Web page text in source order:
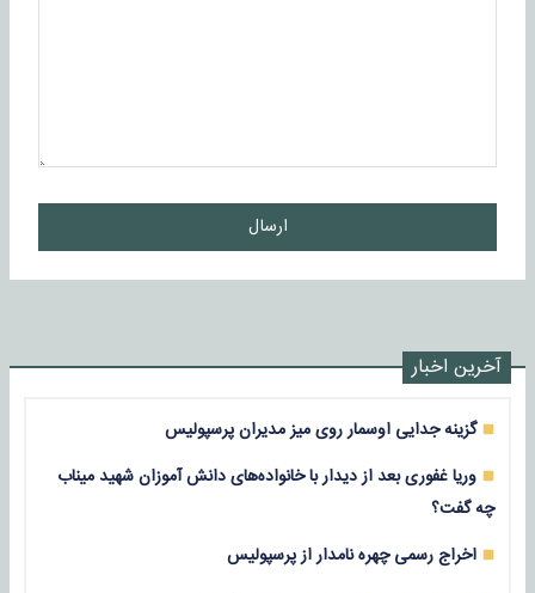
ارسال
آخرین اخبار
گزینه جدایی اوسمار روی میز مدیران پرسپولیس
وریا غفوری بعد از دیدار با خانواده‌های دانش آموزان شهید میناب
چه گفت؟
اخراج رسمی چهره نامدار از پرسپولیس